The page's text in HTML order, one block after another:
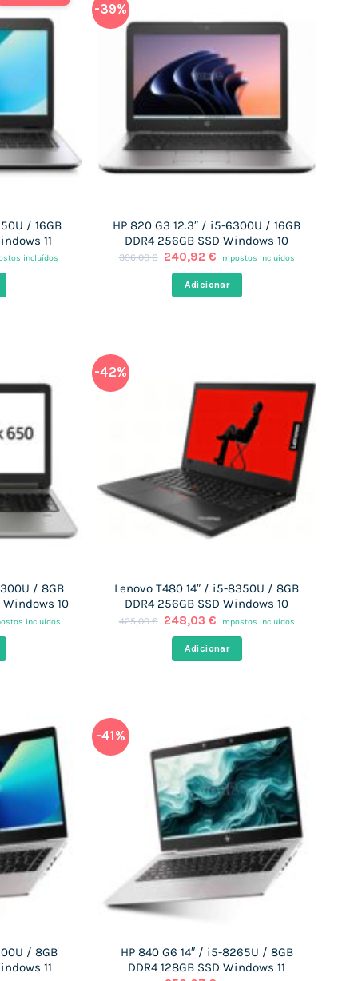
/ 16GB
11
incluídos
-39%
HP 820 G3 12.3″ / i5-6300U / 16GB
DDR4 256GB SSD Windows 10
396,00€
O
original
era:
240,92€ O
preço
atual
é:
impostos incluídos
Adicionar
/ 8GB
Windows 10
incluídos
-42%
Lenovo T480 14″ / i5-8350U / 8GB
DDR4 256GB SSD Windows 10
425,00€
O
original
era:
248,03€ O
preço
atual
é:
impostos incluídos
Adicionar
/ 8GB
11
-41%
HP 840 G6 14″ / i5-8265U / 8GB
DDR4 128GB SSD Windows 11